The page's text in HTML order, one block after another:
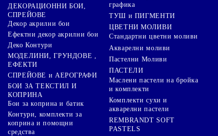
ДЕКОРАЦИОННИ БОИ,
СПРЕЙОВЕ
Декор акрилни бои
Ефектни декор акрилни бои
Деко Контури
МОДЕЛИНИ, ГРУНДОВЕ ,
ЕФЕКТИ
СПРЕЙОВЕ и АЕРОГРАФИ
БОИ ЗА ТЕКСТИЛ И
КОПРИНА
Бои за коприна и батик
Контури, комплекти за
коприна и помощни
средства
графика
ТУШ и ПИГМЕНТИ
ЦВЕТНИ МОЛИВИ
Стандартни цветни моливи
Акварелни моливи
Пастелни Моливи
ПАСТЕЛИ
Маслени пастели на бройка
и комплекти
Комплекти сухи и
акварелни пастели
REMBRANDT SOFT
PASTELS